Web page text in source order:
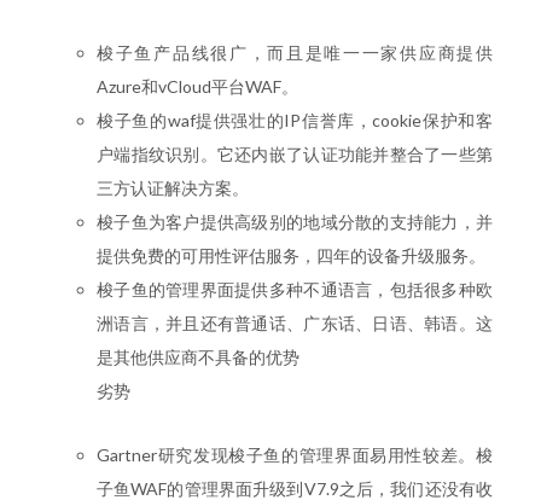
梭子鱼产品线很广，而且是唯一一家供应商提供
Azure和vCloud平台WAF。
梭子鱼的waf提供强壮的IP信誉库，cookie保护和客
户端指纹识别。它还内嵌了认证功能并整合了一些第
三方认证解决方案。
梭子鱼为客户提供高级别的地域分散的支持能力，并
提供免费的可用性评估服务，四年的设备升级服务。
梭子鱼的管理界面提供多种不通语言，包括很多种欧
洲语言，并且还有普通话、广东话、日语、韩语。这
是其他供应商不具备的优势
劣势
Gartner研究发现梭子鱼的管理界面易用性较差。梭
子鱼WAF的管理界面升级到V7.9之后，我们还没有收